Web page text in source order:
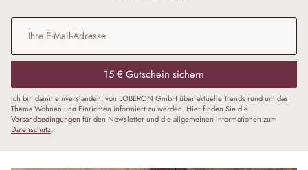
E-Mail-Adresse
15 € Gutschein sichern
Ich bin damit einverstanden, von LOBERON GmbH über aktuelle Trends rund um das
Thema Wohnen und Einrichten informiert zu werden. Hier finden Sie die
Versandbedingungen für den Newsletter und die allgemeinen Informationen zum
Datenschutz.